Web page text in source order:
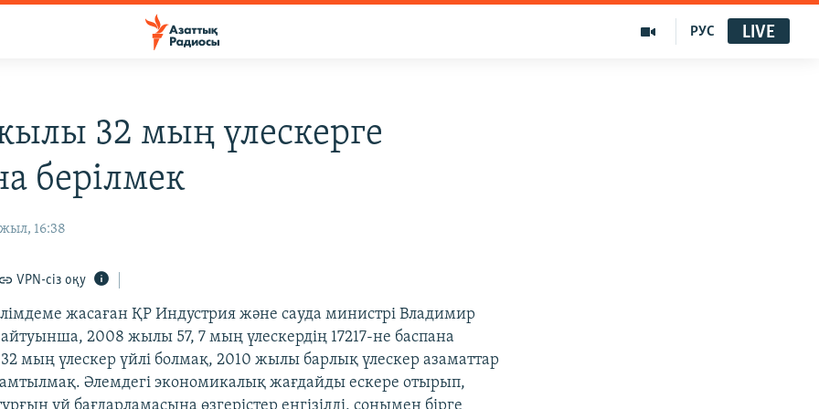
РУС LIVE
32 мың үлескерге
берілмек
16:38
VPN-сіз оқу
жасаған ҚР Индустрия және сауда министрі Владимир
2008 жылы 57, 7 мың үлескердің 17217-не баспана
32 мың үлескер үйлі болмақ, 2010 жылы барлық үлескер азаматтар
Әлемдегі экономикалық жағдайды ескере отырып,